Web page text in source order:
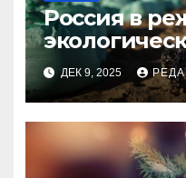
Россия в
ДЕК 9, 2025